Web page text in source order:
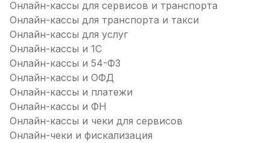
Онлайн-кассы для сервисов и транспорта
Онлайн-кассы для транспорта и такси
Онлайн-кассы для услуг
Онлайн-кассы и 1С
Онлайн-кассы и 54-ФЗ
Онлайн-кассы и ОФД
Онлайн-кассы и платежи
Онлайн-кассы и ФН
Онлайн-кассы и чеки для сервисов
Онлайн-чеки и фискализация